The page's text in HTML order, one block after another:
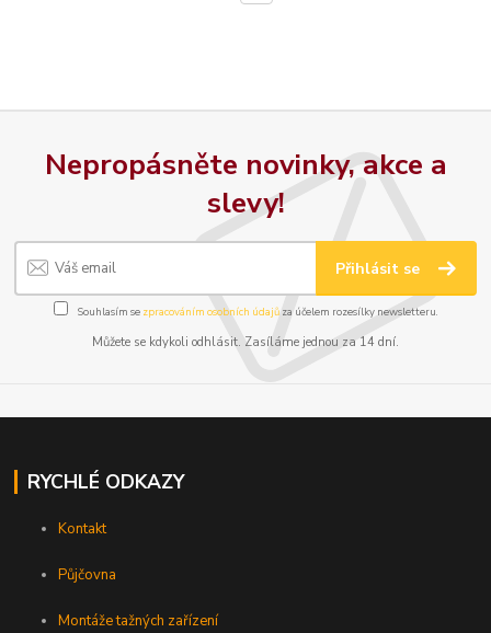
Nepropásněte novinky, akce a
slevy!
Přihlásit se
Souhlasím se zpracováním osobních údajůza účelem rozesílky newsletteru.
Můžete se kdykoli odhlásit. Zasíláme jednou za 14 dní.
RYCHLÉ ODKAZY
Kontakt
Půjčovna
Montáže tažných zařízení